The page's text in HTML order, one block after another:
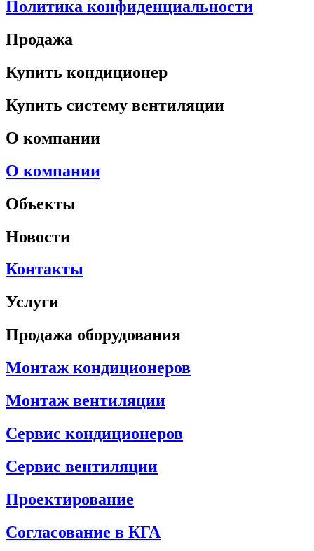
Политика конфиденциальности
Продажа
Купить кондиционер
Купить систему вентиляции
О компании
О компании
Объекты
Новости
Контакты
Услуги
Продажа оборудования
Монтаж кондиционеров
Монтаж вентиляции
Сервис кондиционеров
Сервис вентиляции
Проектирование
Согласование в КГА